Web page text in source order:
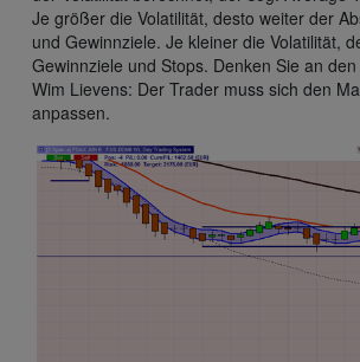
Je größer die Volatilität, desto weiter der
und Gewinnziele. Je kleiner die Volatilität,
Gewinnziele und Stops. Denken Sie an
Wim Lievens: Der Trader muss sich den
anpassen.